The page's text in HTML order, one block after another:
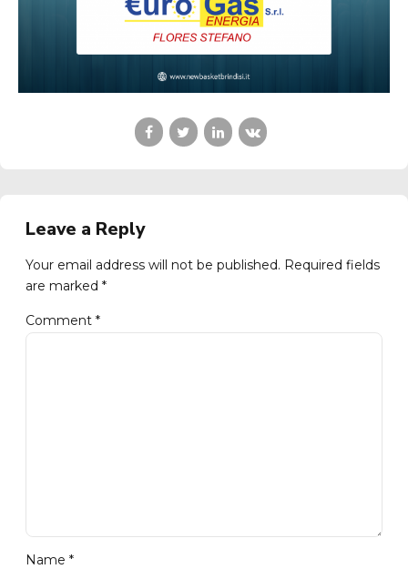
Leave a Reply
Your email address will not be published. Required fields
are marked *
Comment *
Name *